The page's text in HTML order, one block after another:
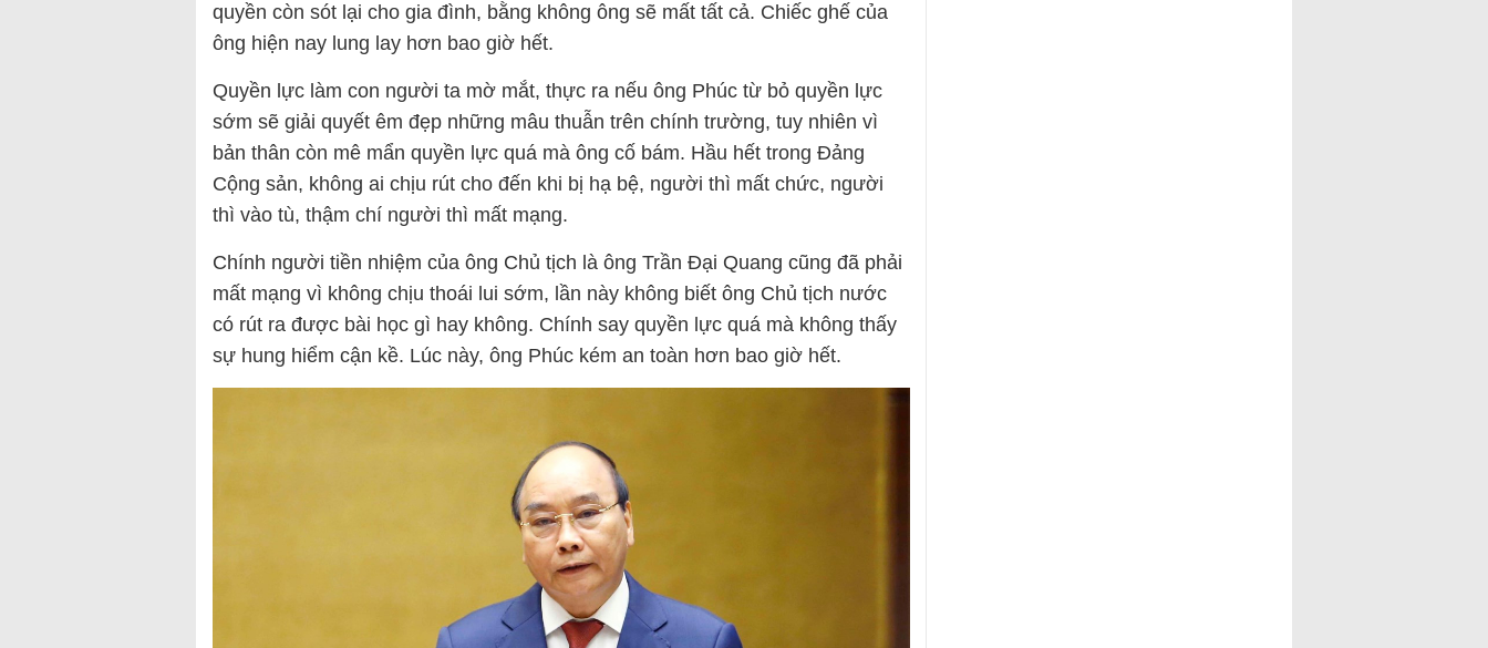
quyền còn sót lại cho gia đình, bằng không ông sẽ mất tất cả. Chiếc ghế của
ông hiện nay lung lay hơn bao giờ hết.
Quyền lực làm con người ta mờ mắt, thực ra nếu ông Phúc từ bỏ quyền lực
sớm sẽ giải quyết êm đẹp những mâu thuẫn trên chính trường, tuy nhiên vì
bản thân còn mê mẩn quyền lực quá mà ông cố bám. Hầu hết trong Đảng
Cộng sản, không ai chịu rút cho đến khi bị hạ bệ, người thì mất chức, người
thì vào tù, thậm chí người thì mất mạng.
Chính người tiền nhiệm của ông Chủ tịch là ông Trần Đại Quang cũng đã phải
mất mạng vì không chịu thoái lui sớm, lần này không biết ông Chủ tịch nước
có rút ra được bài học gì hay không. Chính say quyền lực quá mà không thấy
sự hung hiểm cận kề. Lúc này, ông Phúc kém an toàn hơn bao giờ hết.